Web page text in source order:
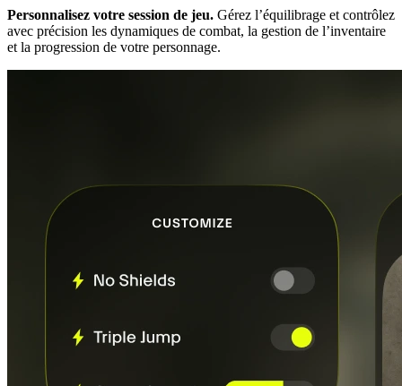
Personnalisez votre session de jeu. Gérez l’équilibrage et contrôlez
avec précision les dynamiques de combat, la gestion de l’inventaire
et la progression de votre personnage.